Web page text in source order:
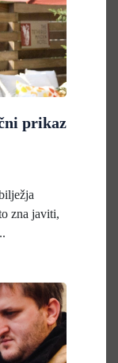
prikaz
zna javiti,